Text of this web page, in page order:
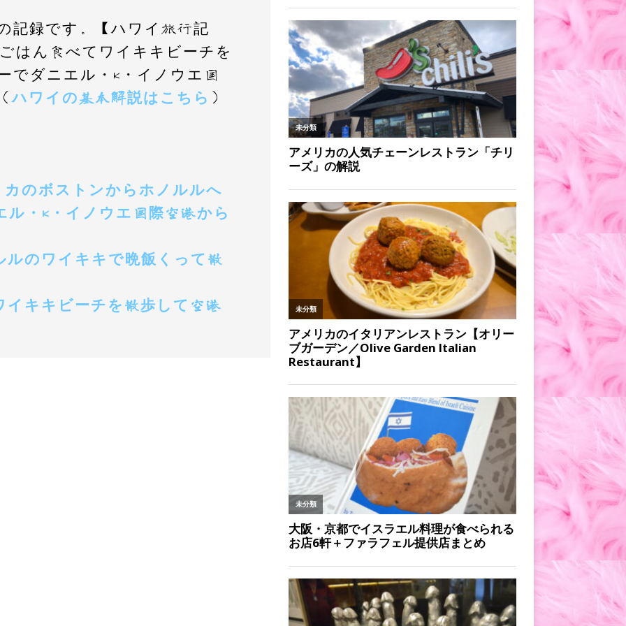
記録です。【ハワイ旅行記
はん食べてワイキキビーチを
でダニエル・K・イノウエ国
ハワイの基本解説はこちら ）
のボストンからホノルルへ
・K・イノウエ国際空港から
のワイキキで晩飯くって散
キキビーチを散歩して空港